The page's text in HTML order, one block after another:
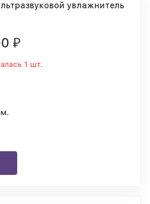
увлажнитель
₽
1 шт.